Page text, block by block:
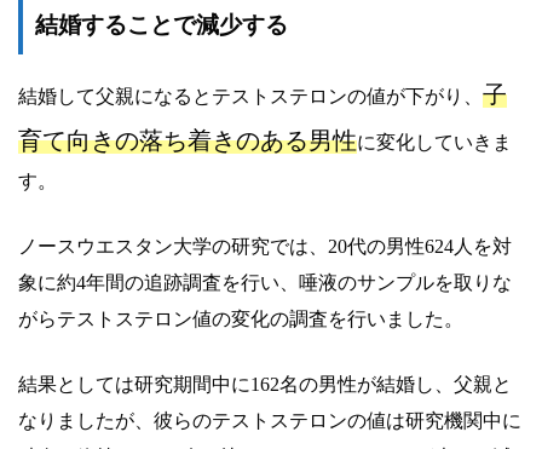
結婚することで減少する
結婚して父親になるとテストステロンの値が下がり、 子
育て向きの落ち着きのある男性に変化していきま
す。
ノースウエスタン大学の研究では、20代の男性624人を対
象に約4年間の追跡調査を行い、唾液のサンプルを取りな
がらテストステロン値の変化の調査を行いました。
結果としては研究期間中に162名の男性が結婚し、父親と
なりましたが、彼らのテストステロンの値は研究機関中に